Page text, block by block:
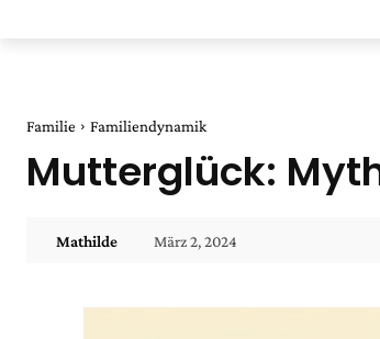
Familie Familiendynamik
Mutterglück:
Mathilde März 2, 2024